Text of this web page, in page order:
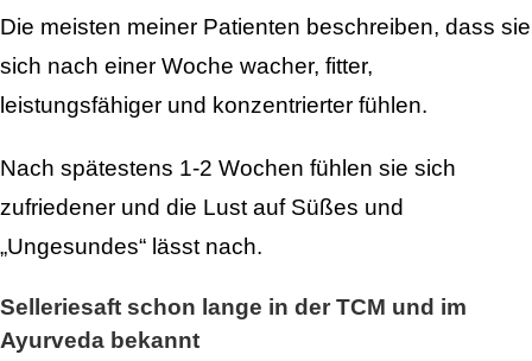
Die meisten meiner Patienten beschreiben, dass sie
sich nach einer Woche wacher, fitter,
leistungsfähiger und konzentrierter fühlen.
Nach spätestens 1-2 Wochen fühlen sie sich
zufriedener und die Lust auf Süßes und
„Ungesundes“ lässt nach.
Selleriesaft schon lange in der TCM und im
Ayurveda bekannt